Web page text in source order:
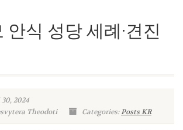
안식 성당 세례·견진
2024
Theodoti
Categories:Posts KR